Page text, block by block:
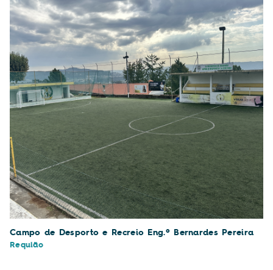
Campo de Desporto e Recreio Eng.º Bernardes Pereira
Requião